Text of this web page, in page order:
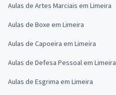
Aulas de Artes Marciais em Limeira
Aulas de Boxe em Limeira
Aulas de Capoeira em Limeira
Aulas de Defesa Pessoal em Limeira
Aulas de Esgrima em Limeira